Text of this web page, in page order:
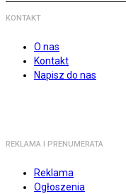
KONTAKT
O nas
Kontakt
Napisz do nas
REKLAMA I PRENUMERATA
Reklama
Ogłoszenia